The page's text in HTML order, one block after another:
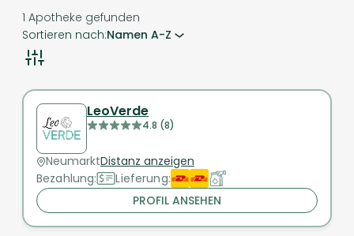
1 Apotheke gefunden
Sortieren nach:Namen A-Z
LeoVerde
4.8 (8)
NeumarktDistanz anzeigen
Bezahlung:
Lieferung:
PROFIL ANSEHEN